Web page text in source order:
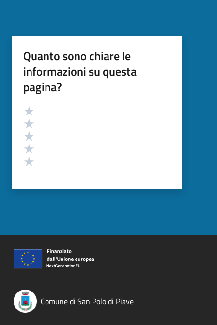
Quanto sono chiare le
informazioni su questa
pagina?
Valutazione
Comune di San Polo di Piave